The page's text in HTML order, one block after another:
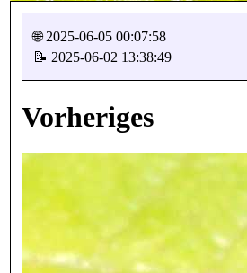
🌐 2025-06-05 00:07:58
📝 2025-06-02 13:38:49
Vorheriges